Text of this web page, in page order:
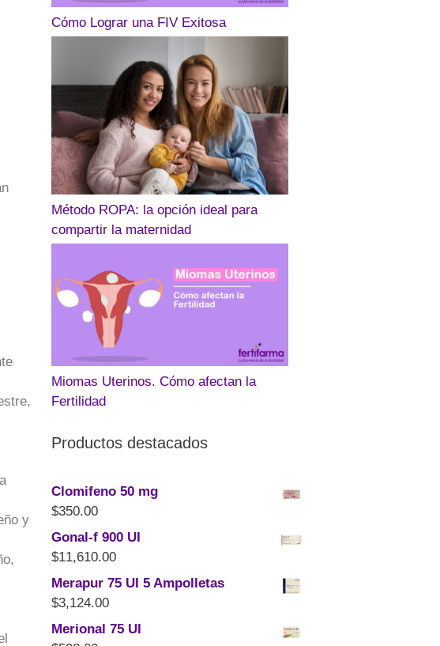
y
Cómo Lograr una FIV Exitosa
Método ROPA: la opción ideal para
compartir la maternidad
Miomas Uterinos. Cómo afectan la
Fertilidad
Productos destacados
Clomifeno 50 mg
$350.00
Gonal-f 900 UI
$11,610.00
Merapur 75 UI 5 Ampolletas
$3,124.00
Merional 75 UI